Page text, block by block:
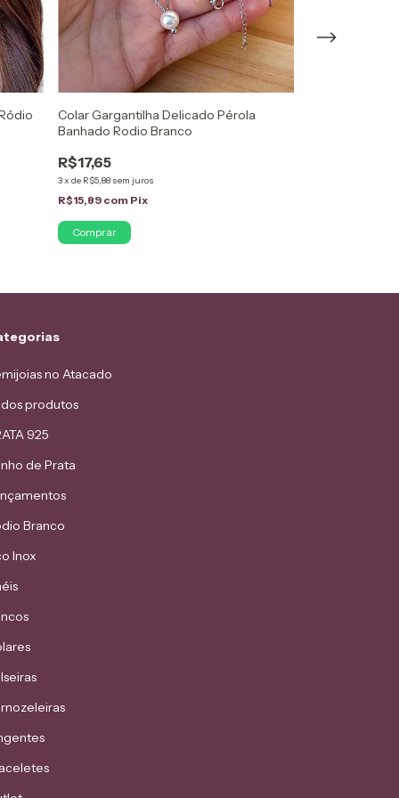
Colar Gargantilha Delicado Pérola
Banhado Rodio Branco
R$17,65
3x de R$5,88 sem juros
R$15,89 com Pix
no Atacado
produtos
925
de Prata
Branco
Inox